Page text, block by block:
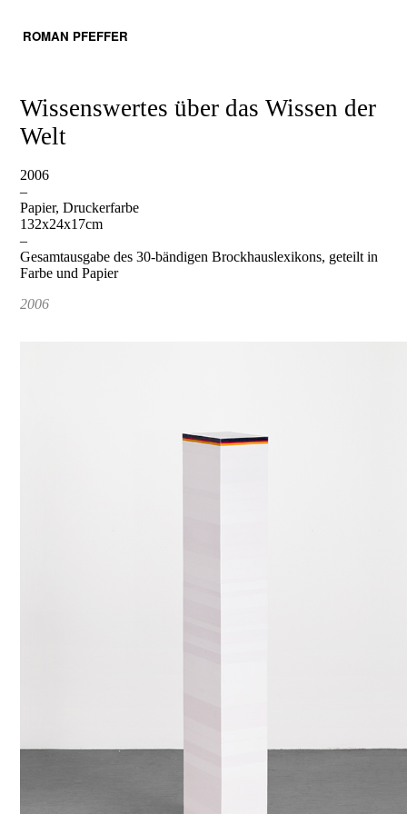
ROMAN PFEFFER
Wissenswertes über das Wissen der
Welt
2006
–
Papier, Druckerfarbe
132x24x17cm
–
Gesamtausgabe des 30-bändigen Brockhauslexikons, geteilt in
Farbe und Papier
2006